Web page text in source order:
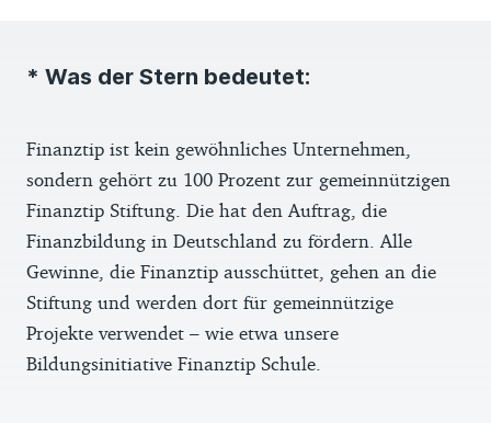
* Was der Stern bedeutet:
Finanztip ist kein gewöhnliches Unternehmen,
sondern gehört zu 100 Prozent zur gemeinnützigen
Finanztip Stiftung. Die hat den Auftrag, die
Finanzbildung in Deutschland zu fördern. Alle
Gewinne, die Finanztip ausschüttet, gehen an die
Stiftung und werden dort für gemeinnützige
Projekte verwendet – wie etwa unsere
Bildungsinitiative Finanztip Schule.